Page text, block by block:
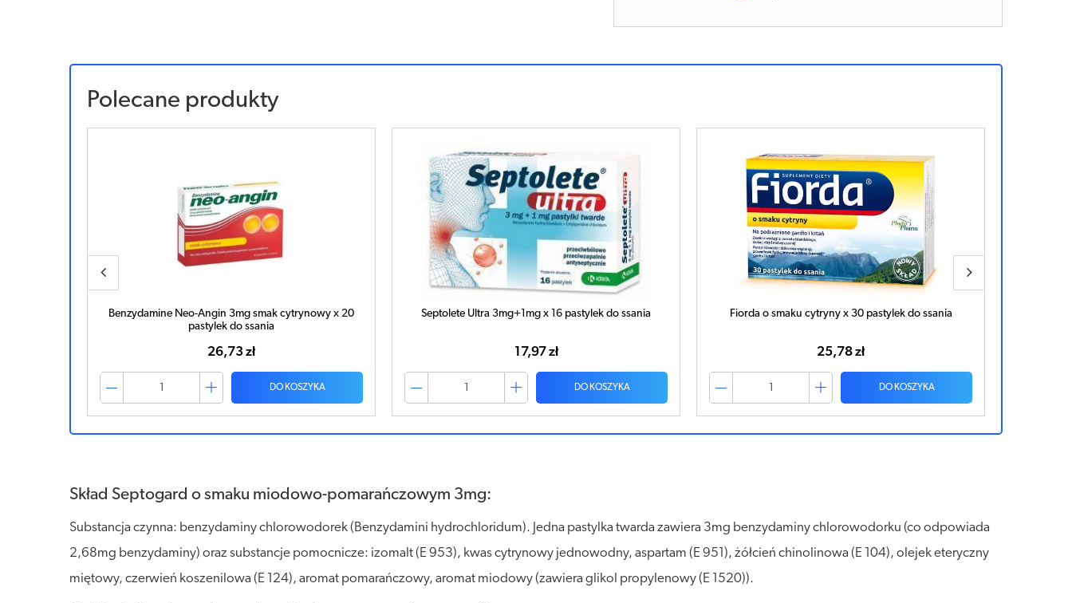
Polecane produkty
Benzydamine Neo-Angin 3mg smak cytrynowy x 20
pastylek do ssania
26,73 zł
DO KOSZYKA
Septolete Ultra 3mg+1mg x 16 pastylek do ssania
17,97 zł
DO KOSZYKA
Fiorda o smaku cytryny x 30 pastylek do ssania
25,78 zł
DO KOSZYKA
Skład Septogard o smaku miodowo-pomarańczowym 3mg:
Substancja czynna: benzydaminy chlorowodorek (Benzydamini hydrochloridum). Jedna pastylka twarda zawiera 3mg benzydaminy chlorowodorku (co odpowiada
2,68mg benzydaminy) oraz substancje pomocnicze: izomalt (E 953), kwas cytrynowy jednowodny, aspartam (E 951), żółcień chinolinowa (E 104), olejek eteryczny
miętowy, czerwień koszenilowa (E 124), aromat pomarańczowy, aromat miodowy (zawiera glikol propylenowy (E 1520)).